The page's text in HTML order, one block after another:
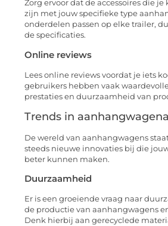
Zorg ervoor dat de accessoires die
zijn met jouw specifieke type
onderdelen passen op elke trailer,
de specificaties.
Online reviews
Lees online reviews voordat je iets
gebruikers hebben vaak
prestaties en duurzaamheid van
Trends in
De wereld van aanhangwagens
steeds nieuwe innovaties bij die
beter kunnen maken.
Duurzaamheid
Er is een groeiende vraag naar
de productie van aanhangwagens
Denk hierbij aan gerecyclede